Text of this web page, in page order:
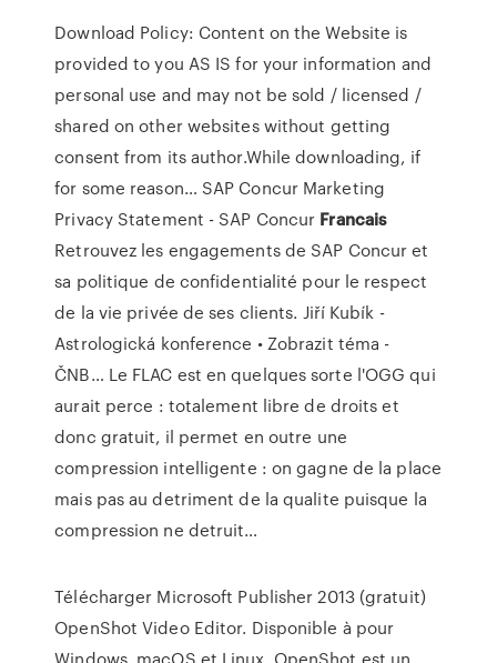
Download Policy: Content on the Website is
provided to you AS IS for your information and
personal use and may not be sold / licensed /
shared on other websites without getting
consent from its author.While downloading, if
for some reason… SAP Concur Marketing
Privacy Statement - SAP Concur Francais
Retrouvez les engagements de SAP Concur et
sa politique de confidentialité pour le respect
de la vie privée de ses clients. Jiří Kubík -
Astrologická konference • Zobrazit téma -
ČNB… Le FLAC est en quelques sorte l'OGG qui
aurait perce : totalement libre de droits et
donc gratuit, il permet en outre une
compression intelligente : on gagne de la place
mais pas au detriment de la qualite puisque la
compression ne detruit…
Télécharger Microsoft Publisher 2013 (gratuit)
OpenShot Video Editor. Disponible à pour
Windows, macOS et Linux, OpenShot est un